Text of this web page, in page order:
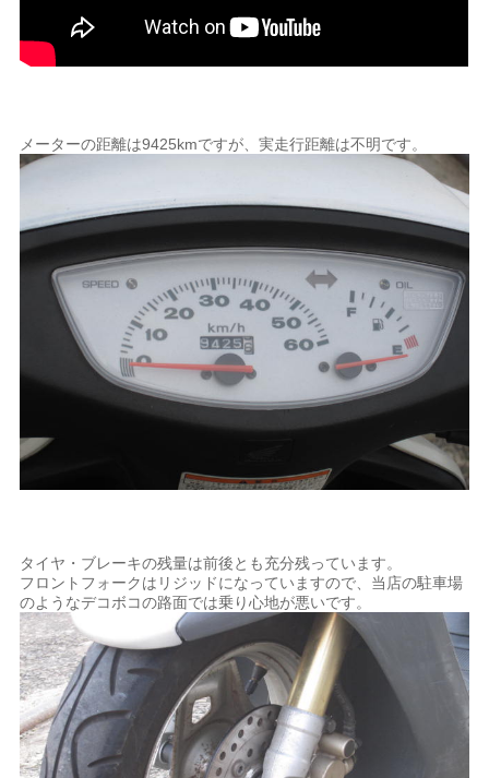
メーターの距離は9425kmですが、実走行距離は不明です。
タイヤ・ブレーキの残量は前後とも充分残っています。
フロントフォークはリジッドになっていますので、当店の駐車場
のようなデコボコの路面では乗り心地が悪いです。